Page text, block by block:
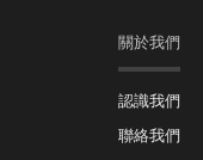
關於我們
認識我們
聯絡我們